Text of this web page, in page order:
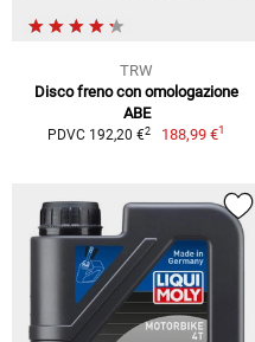
TRW
Disco freno con omologazione
ABE
PDVC 192,20 €2 188,99 €1